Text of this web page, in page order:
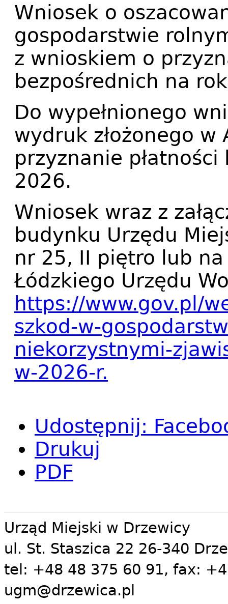
Wniosek o
gospodarstwie
z wnioskiem o
bezpośrednich na
Do wypełnionego
wydruk złożonego w
przyznanie
2026.
Wniosek wraz z
budynku Urzędu
nr 25, II piętro lub
Łódzkiego Urzędu
https://www.gov.pl/
szkod-w-
niekorzystnymi-
w-2026-r.
Udostępnij:
Drukuj
PDF
Urząd Miejski w Drzewicy
ul. St. Staszica 22 26-340
tel: +48 48 375 60 91, fax:
ugm@drzewica.pl